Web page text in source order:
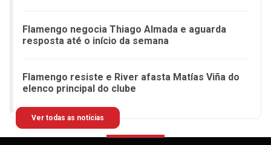
Flamengo negocia Thiago Almada e aguarda
resposta até o início da semana
Flamengo resiste e River afasta Matías Viña do
elenco principal do clube
Ver todas as notícias